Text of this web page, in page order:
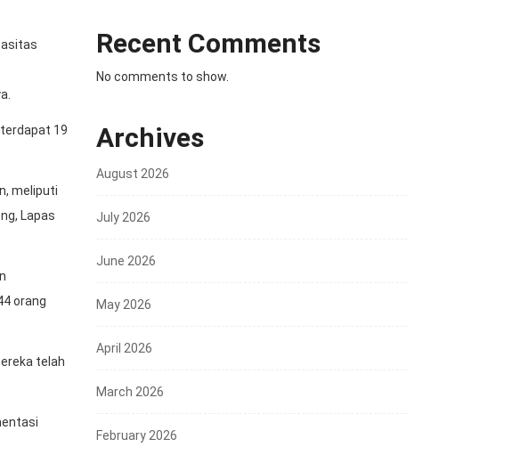
19
meliputi
Lapas
orang
telah
Recent Comments
No comments to show.
Archives
August 2026
July 2026
June 2026
May 2026
April 2026
March 2026
February 2026